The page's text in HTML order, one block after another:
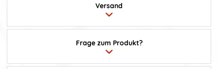
Frage zum Produkt?
Versand